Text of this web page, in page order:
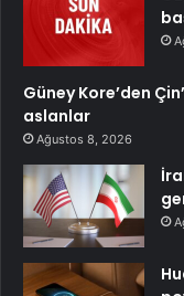
Güney Kore’den
aslanlar
Ağustos 8, 2026